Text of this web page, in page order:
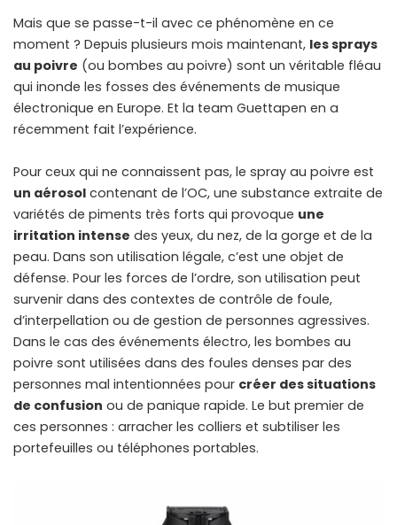
Mais que se passe-t-il avec ce phénomène en ce
moment ? Depuis plusieurs mois maintenant, les sprays
au poivre (ou bombes au poivre) sont un véritable fléau
qui inonde les fosses des événements de musique
électronique en Europe. Et la team Guettapen en a
récemment fait l’expérience.
Pour ceux qui ne connaissent pas, le spray au poivre est
un aérosol contenant de l’OC, une substance extraite de
variétés de piments très forts qui provoque une
irritation intense des yeux, du nez, de la gorge et de la
peau. Dans son utilisation légale, c’est une objet de
défense. Pour les forces de l’ordre, son utilisation peut
survenir dans des contextes de contrôle de foule,
d’interpellation ou de gestion de personnes agressives.
Dans le cas des événements électro, les bombes au
poivre sont utilisées dans des foules denses par des
personnes mal intentionnées pour créer des situations
de confusion ou de panique rapide. Le but premier de
ces personnes : arracher les colliers et subtiliser les
portefeuilles ou téléphones portables.